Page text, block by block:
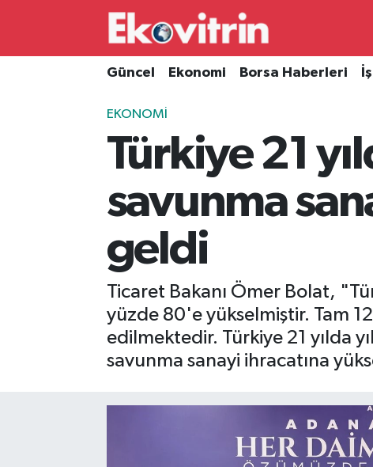
Güncel Ekonomi Borsa Haberleri
EKONOMI
Türkiye 21
savunma
geldi
Ticaret Bakanı Ömer Bolat,
yüzde 80'e yükselmiştir. Tam
edilmektedir. Türkiye 21 yılda
savunma sanayi ihracatına
Güncel
Borsa Haberleri
Hava Durumu
Süper Lig Puan Durumu ve Fikstür
Son Dakika Haberleri
Haber Arşivi